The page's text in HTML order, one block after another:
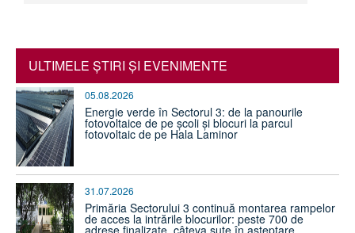
ULTIMELE ŞTIRI ŞI EVENIMENTE
05.08.2026
Energie verde în Sectorul 3: de la panourile
fotovoltaice de pe școli și blocuri la parcul
fotovoltaic de pe Hala Laminor
31.07.2026
Primăria Sectorului 3 continuă montarea rampelor
de acces la intrările blocurilor: peste 700 de